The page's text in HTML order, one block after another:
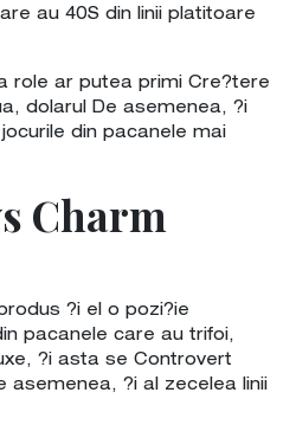
au 40S din linii platitoare
role ar putea primi Cre?tere
dolarul De asemenea, ?i
din pacanele mai
Charm
?i el o pozi?ie
pacanele care au trifoi,
?i asta se Controvert
asemenea, ?i al zecelea linii